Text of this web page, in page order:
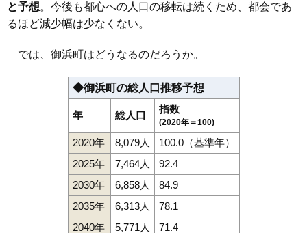
と予想。今後も都心への人口の移転は続くため、都会であ
るほど減少幅は少なくない。
では、御浜町はどうなるのだろうか。
◆御浜町の総人口推移予想
年 総人口
指数
(2020年＝100)
2020年 8,079人
100.0（基準年）
2025年
7,464人
92.4
2030年
6,858人
84.9
2035年
6,313人
78.1
2040年
5,771人
71.4